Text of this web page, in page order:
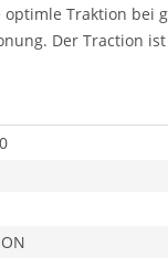
Traktion
Der Traction